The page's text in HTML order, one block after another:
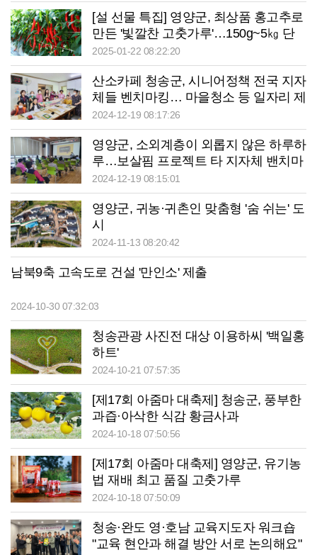
[설 선물 특집] 영양군, 최상품 홍고추로
만든 '빛깔찬 고춧가루'…150g~5㎏ 단
위로 포장 판매
2025-01-22 08:22:20
산소카페 청송군, 시니어정책 전국 지자
체들 벤치마킹… 마을청소 등 일자리 제
공 안정된 노후
2024-12-19 08:17:26
영양군, 소외계층이 외롭지 않은 하루하
루…보살핌 프로젝트 타 지자체 밴치마
킹
2024-12-19 08:15:01
영양군, 귀농·귀촌인 맞춤형 '숨 쉬는' 도
시
2024-11-13 08:20:42
남북9축 고속도로 건설 '만인소' 제출
2024-10-30 07:32:03
청송관광 사진전 대상 이용하씨 '백일홍
하트'
2024-10-21 07:57:35
[제17회 아줌마 대축제] 청송군, 풍부한
과즙·아삭한 식감 황금사과
2024-10-18 07:50:56
[제17회 아줌마 대축제] 영양군, 유기농
법 재배 최고 품질 고춧가루
2024-10-18 07:50:09
청송·완도 영·호남 교육지도자 워크숍
"교육 현안과 해결 방안 서로 논의해요"